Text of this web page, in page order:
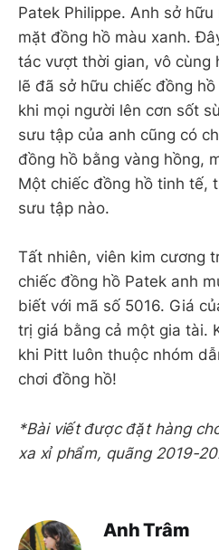
Patek Philippe. Anh sở
mặt đồng hồ màu xanh.
tác vượt thời gian, vô cùng
lẽ đã sở hữu chiếc đồng
khi mọi người lên cơn sốt
sưu tập của anh cũng có
đồng hồ bằng vàng hồng,
Một chiếc đồng hồ tinh tế,
sưu tập nào.
Tất nhiên, viên kim cương
chiếc đồng hồ Patek anh
biết với mã số 5016. Giá
trị giá bằng cả một gia tài.
khi Pitt luôn thuộc nhóm
chơi đồng hồ!
*Bài viết được đặt hàng
xa xỉ phẩm, quãng 2019-
Anh Trâm